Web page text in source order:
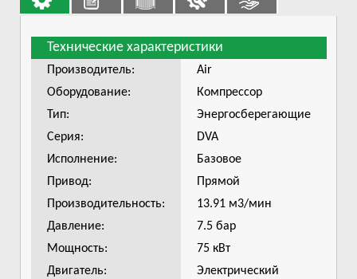
Технические характеристики
Производитель:
Air
Оборудование:
Компрессор
Тип:
Энергосберегающие
Серия:
DVA
Исполнение:
Базовое
Привод:
Прямой
Производительность:
13.91 м3/мин
Давление:
7.5 бар
Мощность:
75 кВт
Двигатель:
Электрический